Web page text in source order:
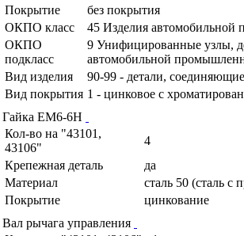
Покрытие
без покрытия
ОКПО класс
45 Изделия автомобильной
ОКПО
подкласс
9 Унифицированные узлы,
автомобильной
Вид изделия
90-99 - детали,
Вид покрытия 1 - цинковое с
Гайка ЕМ6-6Н
Кол-во на "43101,
43106"
4
Крепежная деталь
да
Материал
сталь 50 (сталь
Покрытие
цинкование
Вал рычага управления